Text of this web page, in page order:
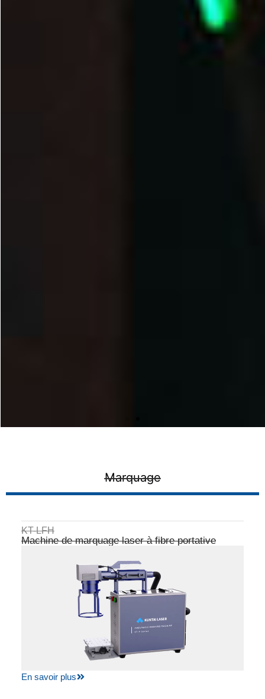
Marquage
KT-LFH
Machine de marquage laser à fibre portative
En savoir plus